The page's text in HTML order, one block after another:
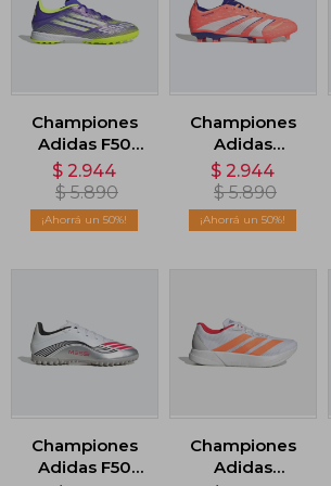
Championes
Adidas F50
League Turf
Cleats - Violeta
$ 2.944
$ 5.890
50
Championes
Adidas
Predator
Terreno
Firme/Multiterreno
- Naranja
$ 2.944
$ 5.890
50
Championes
Adidas F50
Championes
Adidas